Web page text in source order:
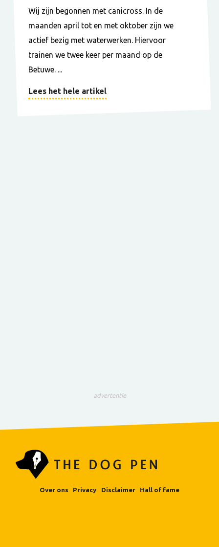
Wij zijn begonnen met canicross. In de
maanden april tot en met oktober zijn we
actief bezig met waterwerken. Hiervoor
trainen we twee keer per maand op de
Betuwe. ...
Lees het hele artikel
advertentie
Over ons Privacy Disclaimer Hall of fame